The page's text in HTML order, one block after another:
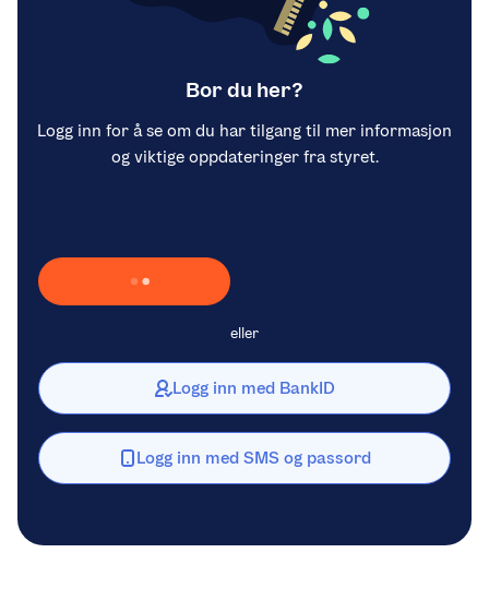
Bor du her?
Logg inn for å se om du har tilgang til mer informasjon
og viktige oppdateringer fra styret.
Laster inn Vipps …
eller
Logg inn med BankID
Logg inn med SMS og passord